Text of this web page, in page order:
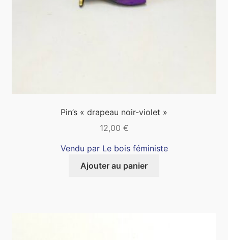
Pin’s « drapeau noir-violet »
12,00 €
Vendu par Le bois féministe
Ajouter au panier